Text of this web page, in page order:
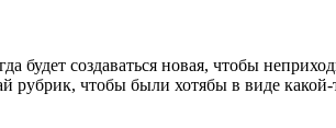
создаваться новая, чтобы
рубрик, чтобы были хотябы в виде